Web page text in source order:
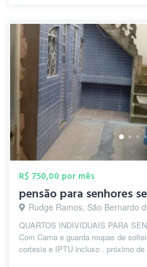
R$ 750,00 por mês
pensão para senhores
Rudge Ramos, São Bernardo
QUARTOS INDIVIDUAIS PARA
Com Cama e guarda roupas de
cortesia e IPTU incluso . próximo de